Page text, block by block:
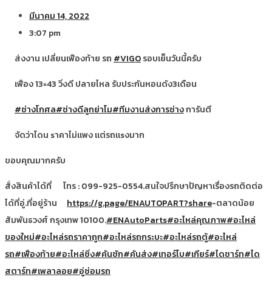
มีนาคม 14, 2022
3:07 pm
ส่งงาน เปลี่ยนเฟืองท้าย รถ #VIGOรอบเย็นวันนี้ครับ
เฟือง 13×43 วิ่งดี ปลายไหล รับประกันหอนดัง3เดือน
#ช่างโกศล#ช่างดีลูกย่าโม#ทีมงานส่งการช่างการันตี
จัดว่าโดน sาคาไม่แพง แต่รถแsงมาก
ขอบคุณมากครับ
สั่งสินค้าได้ที่
โทร : 099-925-0554.สนใจปรึกษาปัญหาเรื่องรถติดต่อ
ได้ที่อู่.ที่อยู่ร้าน
https://g.page/ENAUTOPART?share-ตลาดน้อย
สัมพันธวงศ์ กรุงเทพ 10100.#ENAutoParts#อะไหล่คุณภาพ#อะไหล่
ของใหม่#อะไหล่รถราคาถูก#อะไหล่รถกระบะ#อะไหล่รถตู้#อะไหล่
รถ#เฟืองท้าย#อะไหล่ซิ่ง#คันชัก#คันส่ง#เทอร์โบ#เกียร์#ไดชาร์ท#ได
สตาร์ท#เพลาลอย#อู่ซ่อมรถ